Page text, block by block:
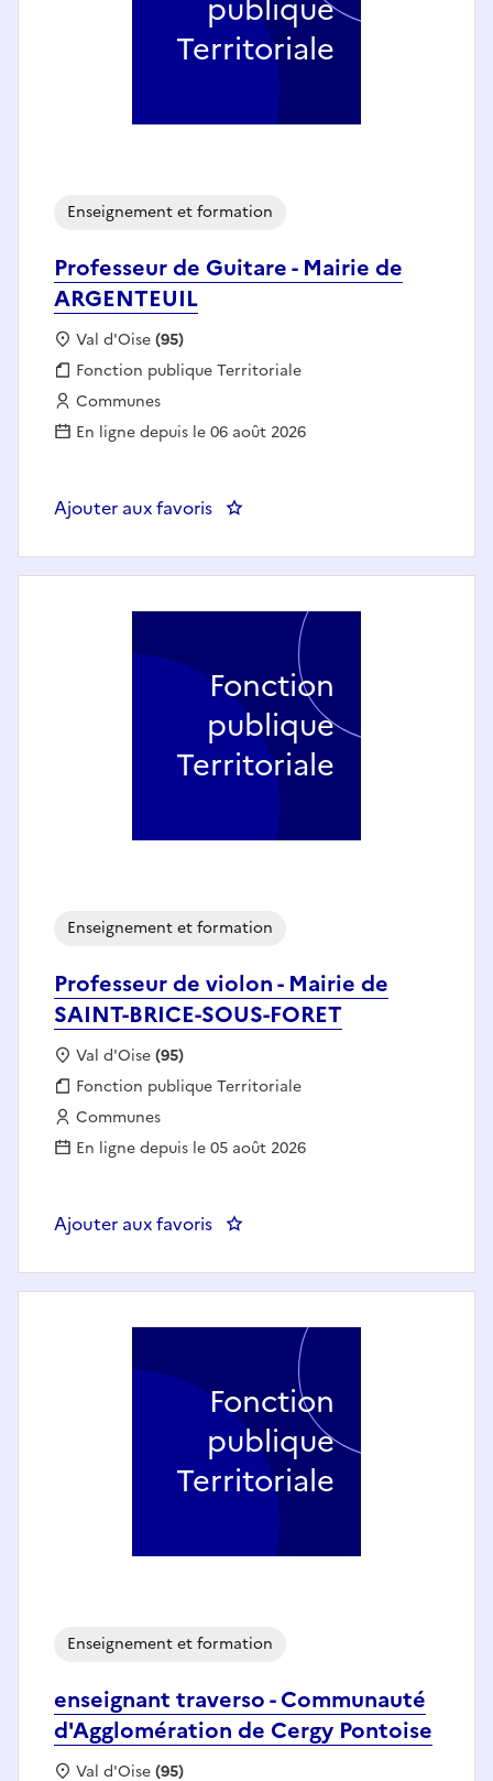
Professeur de Guitare - Mairie de
ARGENTEUIL
Enseignement et formation
Localisation :
Val d'Oise(95)
Fonction publique :
Fonction publique Territoriale
Employeur :
Communes
En ligne depuis le 06 août 2026
Ajouter aux favoris : Professeur de Guitare - Mairie
publique
Territoriale
Professeur de violon - Mairie de
SAINT-BRICE-SOUS-FORET
Enseignement et formation
Localisation :
Val d'Oise(95)
Fonction publique :
Fonction publique Territoriale
Employeur :
Communes
En ligne depuis le 05 août 2026
Ajouter aux favoris : Professeur de violon - Mairie de
Fonction
publique
Territoriale
enseignant traverso - Communauté
d'Agglomération de Cergy Pontoise
Enseignement et formation
Localisation :
Val d'Oise(95)
Fonction
publique
Territoriale